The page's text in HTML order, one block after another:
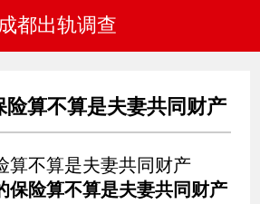
都出轨调查
险算不算是夫妻共同财产
算不算是夫妻共同财产
保险算不算是夫妻共同财产